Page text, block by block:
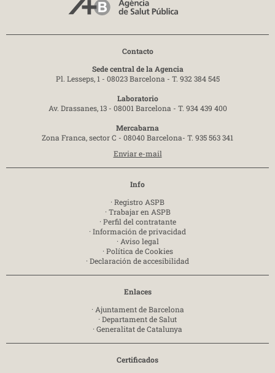
Contacto
Sede central de la Agencia
Pl. Lesseps, 1 - 08023 Barcelona - T. 932 384 545
Laboratorio
Av. Drassanes, 13 - 08001 Barcelona - T. 934 439 400
Mercabarna
Zona Franca, sector C - 08040 Barcelona- T. 935 563 341
Enviar e-mail
Info
· Registro ASPB
· Trabajar en ASPB
· Perfil del contratante
· Información de privacidad
· Aviso legal
· Política de Cookies
· Declaración de accesibilidad
Enlaces
· Ajuntament de Barcelona
· Departament de Salut
· Generalitat de Catalunya
Certificados